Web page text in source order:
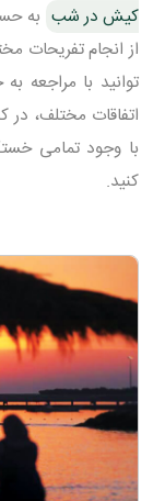
کیش در شب به
از انجام تفریحات
توانید با
اتفاقات مختلف، در
با وجود تمامی
کنید.